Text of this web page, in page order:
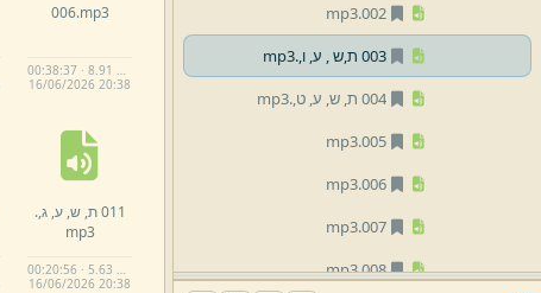
002.
mp3
003 ת,
ש , ע, ו,.
mp3
004 ת,
ש, ע, ט,.
mp3
005.
mp3
006.
mp3
007.
mp3
008.
mp3
006.mp3
00:38:37 · 8.91 MB
16/06/2026 20:38
011 ת, ש, ע, ג,.
mp3
00:20:56 · 5.63 MB
16/06/2026 20:38